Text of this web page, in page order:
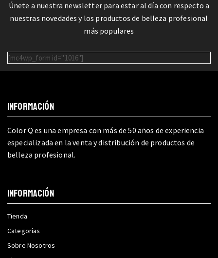
Únete a nuestra newsletter para estar al día con respecto a
nuestras novedades y los productos de belleza profesional
más populares
[mc4wp_form id="1016"]
INFORMACIÓN
Color Q es una empresa con más de 50 años de experiencia
especializada en la venta y distribución de productos de
belleza profesional.
INFORMACIÓN
Tienda
Categorías
Sobre Nosotros